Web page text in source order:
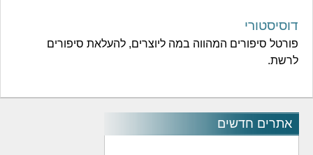
אתרים חדשים
דוסיסטורי
פורטל סיפורים המהווה במה ליוצרים, להעלאת סיפורים
לרשת.